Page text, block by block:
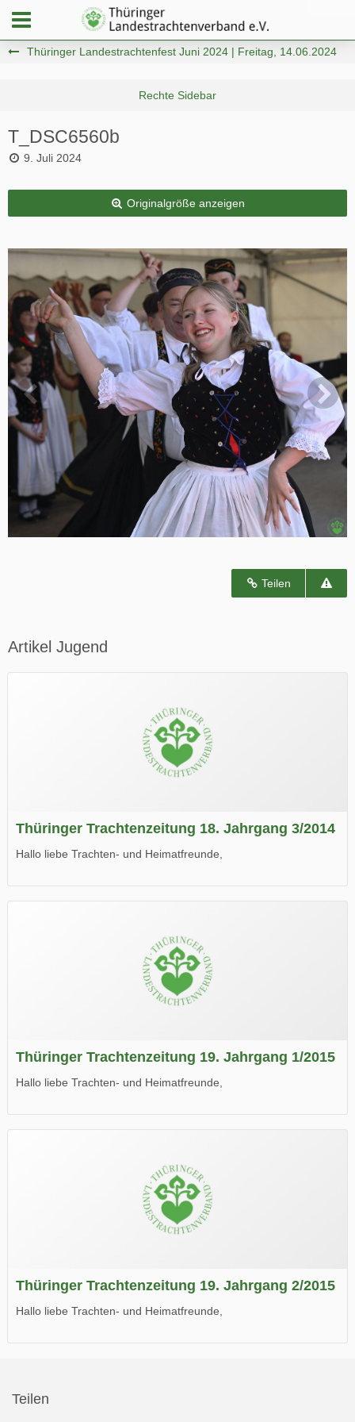
Thüringer Landestrachtenfest Juni 2024 | Freitag, 14.06.2024
T_DSC6560b
9. Juli 2024
Originalgröße anzeigen
Teilen
Artikel Jugend
Thüringer Trachtenzeitung 18. Jahrgang 3/2014
Hallo liebe Trachten- und Heimatfreunde,
Wir wünschen Euch viel Spaß beim Lesen.
Thüringer Trachtenzeitung 19. Jahrgang 1/2015
Hallo liebe Trachten- und Heimatfreunde,
Wir wünschen Euch viel Spaß beim Lesen.
Thüringer Trachtenzeitung 19. Jahrgang 2/2015
Hallo liebe Trachten- und Heimatfreunde,
Teilen